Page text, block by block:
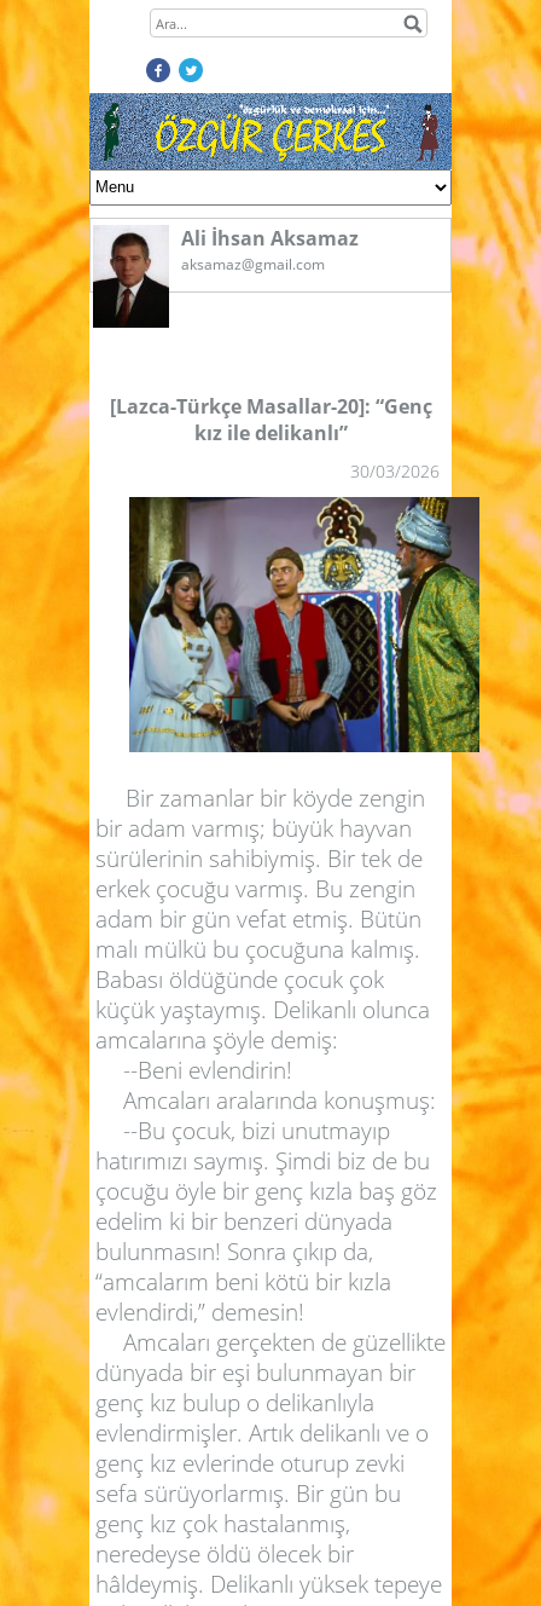
Ali İhsan Aksamaz
aksamaz@gmail.com
[Lazca-Türkçe Masallar-20]: “Genç
kız ile delikanlı”
30/03/2026
Bir zamanlar bir köyde zengin
bir adam varmış; büyük hayvan
sürülerinin sahibiymiş. Bir tek de
erkek çocuğu varmış. Bu zengin
adam bir gün vefat etmiş. Bütün
malı mülkü bu çocuğuna kalmış.
Babası öldüğünde çocuk çok
küçük yaştaymış. Delikanlı olunca
amcalarına şöyle demiş:
--Beni evlendirin!
Amcaları aralarında konuşmuş:
--Bu çocuk, bizi unutmayıp
hatırımızı saymış. Şimdi biz de bu
çocuğu öyle bir genç kızla baş göz
edelim ki bir benzeri dünyada
bulunmasın! Sonra çıkıp da,
“amcalarım beni kötü bir kızla
evlendirdi,” demesin!
Amcaları gerçekten de güzellikte
dünyada bir eşi bulunmayan bir
genç kız bulup o delikanlıyla
evlendirmişler. Artık delikanlı ve o
genç kız evlerinde oturup zevki
sefa sürüyorlarmış. Bir gün bu
genç kız çok hastalanmış,
neredeyse öldü ölecek bir
hâldeymiş. Delikanlı yüksek tepeye